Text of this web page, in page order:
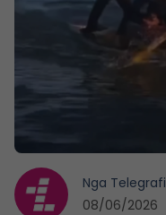
Nga Telegrafi
08/06/2026